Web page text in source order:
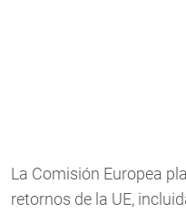
La Comisión Europea
retornos de la UE,